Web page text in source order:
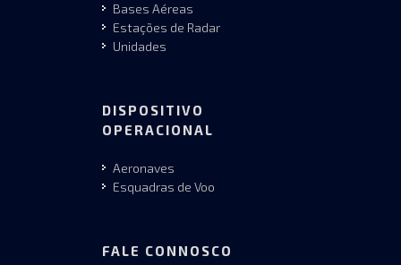
Bases Aéreas
Estações de Radar
Unidades
DISPOSITIVO
OPERACIONAL
Aeronaves
Esquadras de Voo
FALE CONNOSCO